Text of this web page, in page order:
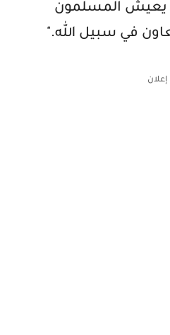
يعيش المسلمون
في سبيل الله."
إعلان